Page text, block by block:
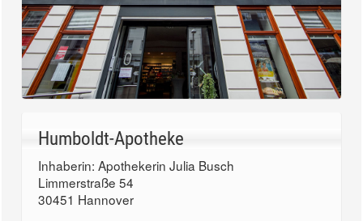
Humboldt-Apotheke
Inhaberin: Apothekerin Julia Busch
Limmerstraße 54
30451 Hannover